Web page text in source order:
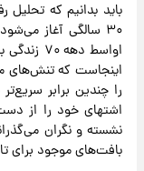
باید بدانیم که
اواسط
اینجاست که تنش‌های
را چندین برابر
اشتهای خود را از
نشسته و نگران
بافت‌های موجود برای